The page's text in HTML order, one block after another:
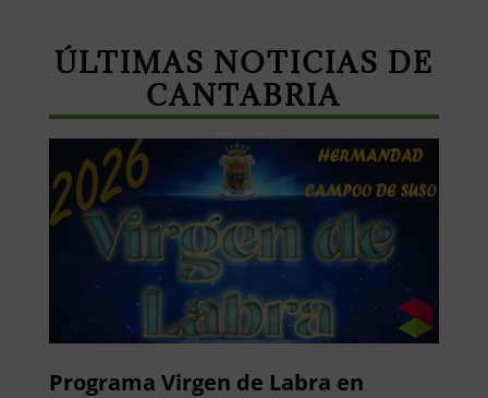
ÚLTIMAS NOTICIAS DE
CANTABRIA
Programa Virgen de Labra en